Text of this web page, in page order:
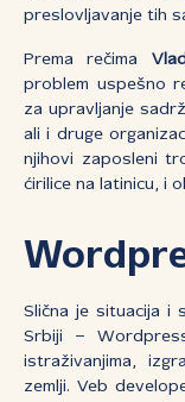
preslovljavanje tih
Prema rečima
problem uspešno
za upravljanje
ali i druge
njihovi zaposleni
ćirilice na latinicu, i
Slična je situacija i
Srbiji –
istraživanjima,
zemlji. Veb